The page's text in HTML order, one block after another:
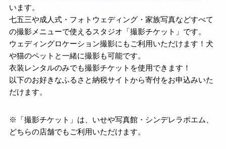
います。
七五三や成人式・フォトウェディング・家族写真などすべて
の撮影メニューで使えるスタジオ「撮影チケット」です。
ウェディングロケーション撮影にもご利用いただけます！犬
や猫のペットと一緒に撮影も可能です。
衣装レンタルのみでも撮影チケットを使用できます！
以下のお好きなふるさと納税サイトから寄付をお申込みいた
だけます。
※「撮影チケット」は、いせや写真館・シンデレラポエム、
どちらの店舗でもご利用いただけます。